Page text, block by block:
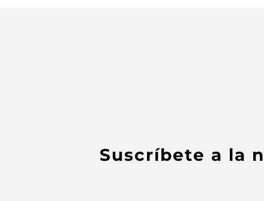
Suscríbete a la